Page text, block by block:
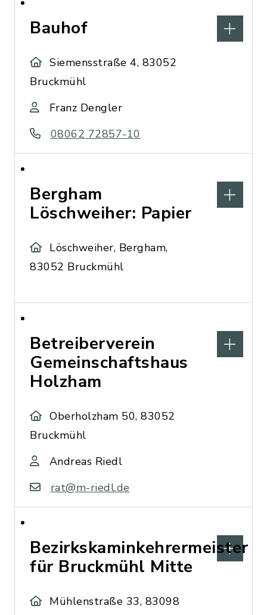
Bauhof
Siemensstraße 4, 83052
Bruckmühl
Franz Dengler
08062 72857-10
Bergham
Löschweiher: Papier
Löschweiher, Bergham,
83052 Bruckmühl
Betreiberverein
Gemeinschaftshaus
Holzham
Oberholzham 50, 83052
Bruckmühl
Andreas Riedl
rat@m-riedl.de
Bezirkskaminkehrermeister
für Bruckmühl Mitte
Mühlenstraße 33, 83098